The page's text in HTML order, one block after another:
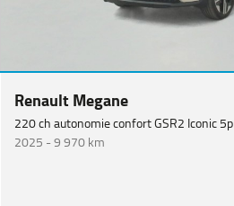
Renault Megane
220 ch autonomie confort GSR2 Iconic 5p
2025 -9 970 km